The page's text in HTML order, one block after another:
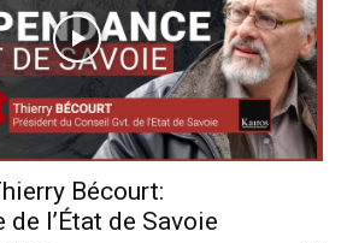
Bécourt:
de l’État de Savoie